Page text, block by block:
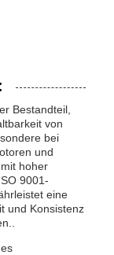
Bestandteil,
von
bei
und
hoher
9001-
eine
und Konsistenz